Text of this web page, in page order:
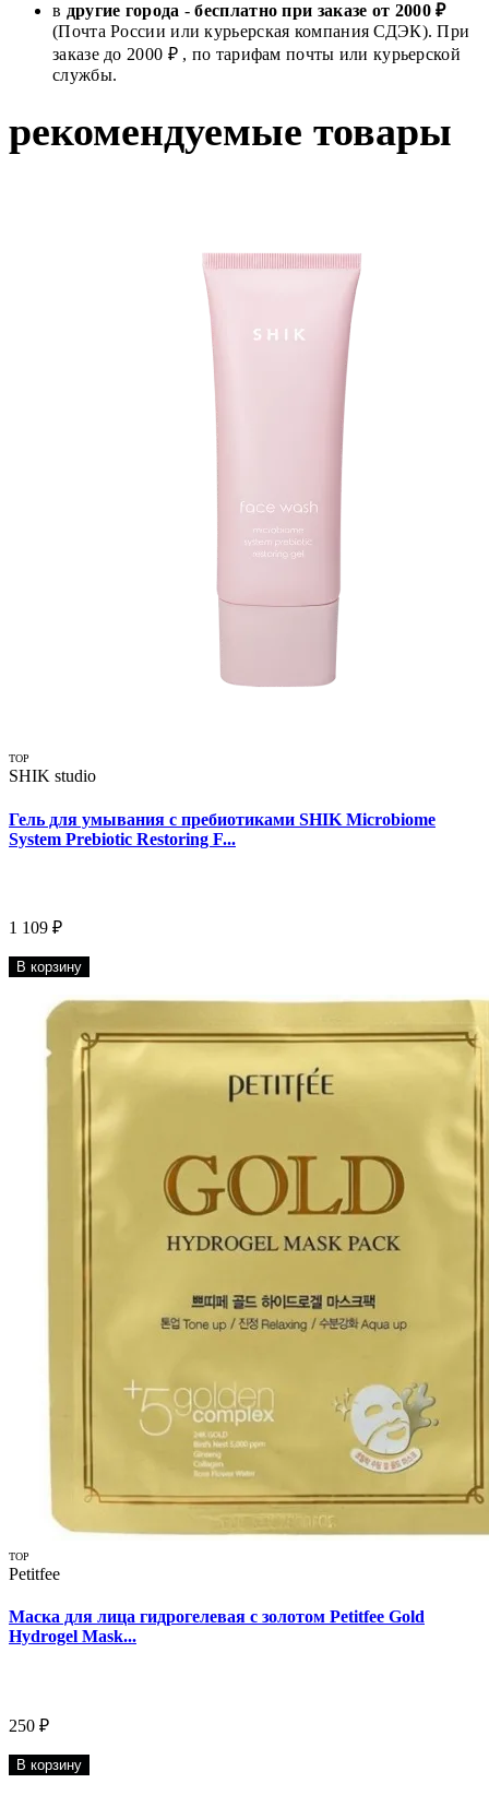
в другие города -бесплатно при заказе от 2000 ₽
(Почта России или курьерская компания СДЭК). При
заказе до 2000 ₽ , по тарифам почты или курьерской
службы.
рекомендуемые товары
TOP
SHIK studio
Гель для умывания с пребиотиками SHIK Microbiome
System Prebiotic Restoring F...
1 109 ₽
В корзину
TOP
Petitfee
Маска для лица гидрогелевая с золотом Petitfee Gold
Hydrogel Mask...
250 ₽
В корзину